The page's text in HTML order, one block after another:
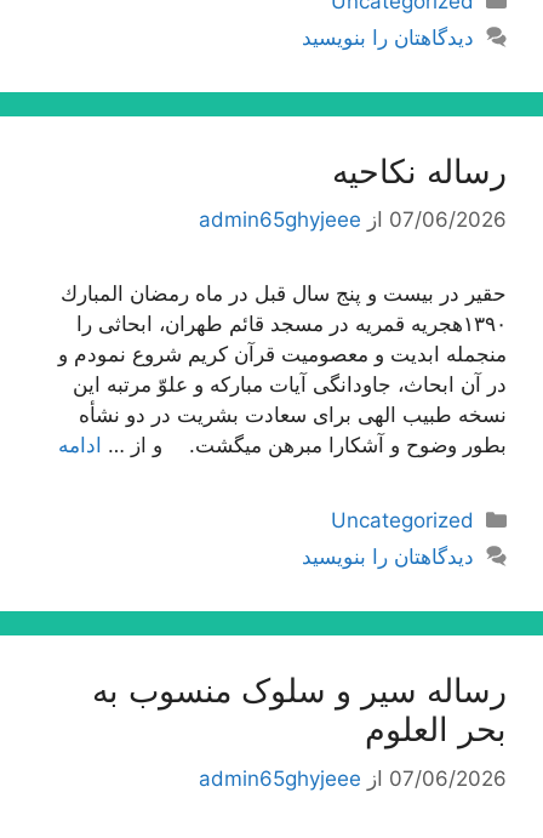
دیدگاهتان را بنویسید
رساله نکاحیه
07/06/2026 از admin65ghyjeee
حقیر در بیست و پنج سال قبل در ماه رمضان المبارك
١٣٩٠هجریه قمریه در مسجد قائم طهران، ابحاثى را
منجمله ابدیت و معصومیت قرآن كریم شروع نمودم و
در آن ابحاث، جاودانگى آیات مباركه و علوّ مرتبه این
نسخه طبیب الهى براى سعادت بشریت در دو نشأه
بطور وضوح و آشكارا مبرهن میگشت. و از … ادامه
دسته‌ها
Uncategorized
دیدگاهتان را بنویسید
رساله سیر و سلوک منسوب به
بحر العلوم
07/06/2026 از admin65ghyjeee